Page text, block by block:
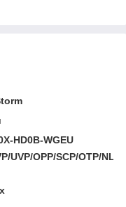
HD0B-WGEU
UVP/OPP/SCP/OTP/